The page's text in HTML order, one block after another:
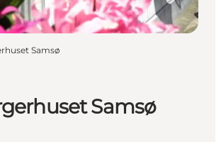
Samsø
Samsø